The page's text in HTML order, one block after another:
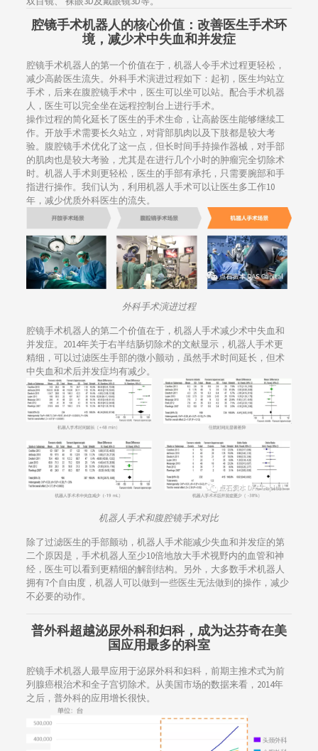
腔镜手术机器人的核心价值：改善医生手术环
境，减少术中失血和并发症
腔镜手术机器人的第一个价值在于，机器人令手术过程更轻松，
减少高龄医生流失。外科手术演进过程如下：起初，医生均站立
手术，后来在腹腔镜手术中，医生可以坐可以站。配合手术机器
人，医生可以完全坐在远程控制台上进行手术。
操作过程的简化延长了医生的手术生命，让高龄医生能够继续工
作。开放手术需要长久站立，对背部肌肉以及下肢都是较大考
验。腹腔镜手术优化了这一点，但长时间手持操作器械，对手部
的肌肉也是较大考验，尤其是在进行几个小时的肿瘤完全切除术
时。机器人手术则更轻松，医生的手部有承托，只需要腕部和手
指进行操作。我们认为，利用机器人手术可以让医生多工作10
年，减少优质外科医生的流失。
外科手术演进过程
腔镜手术机器人的第二个价值在于，机器人手术减少术中失血和
并发症。2014年关于右半结肠切除术的文献显示，机器人手术更
精细，可以过滤医生手部的微小颤动，虽然手术时间延长，但术
中失血和术后并发症均有减少。
机器人手术和腹腔镜手术对比
除了过滤医生的手部颤动，机器人手术能减少失血和并发症的第
二个原因是，手术机器人至少10倍地放大手术视野内的血管和神
经，医生可以看到更精细的解剖结构。另外，大多数手术机器人
拥有7个自由度，机器人可以做到一些医生无法做到的操作，减少
不必要的动作。
普外科超越泌尿外科和妇科，成为达芬奇在美
国应用最多的科室
腔镜手术机器人最早应用于泌尿外科和妇科，前期主推术式为前
列腺癌根治术和全子宫切除术。从美国市场的数据来看，2014年
之后，普外科的应用增长很快。